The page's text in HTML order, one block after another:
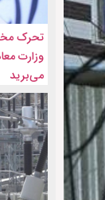
تحرک
وزارت
می‌برید